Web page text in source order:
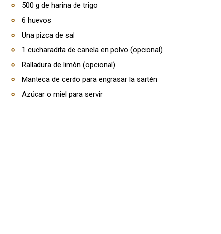
500 g de harina de trigo
6 huevos
Una pizca de sal
1 cucharadita de canela en polvo (opcional)
Ralladura de limón (opcional)
Manteca de cerdo para engrasar la sartén
Azúcar o miel para servir